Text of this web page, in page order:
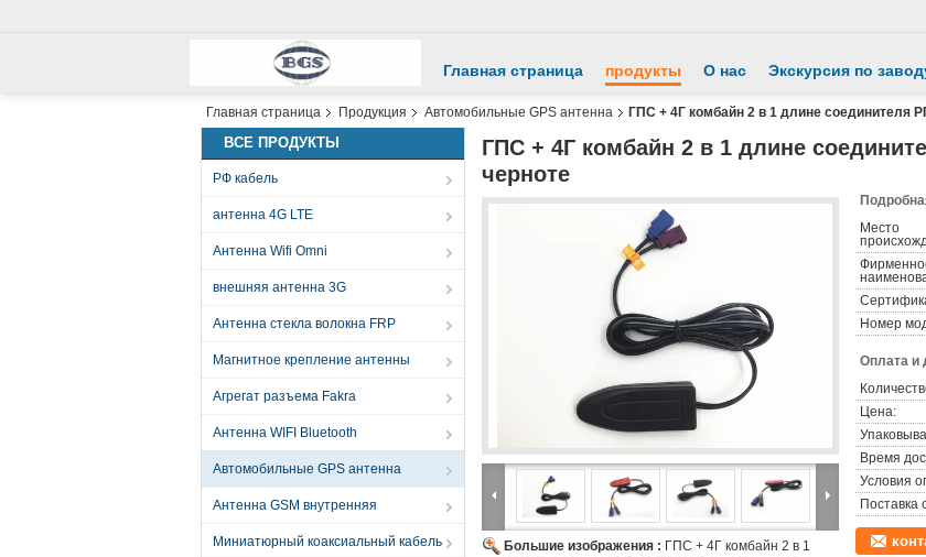
Главная страница продукты О нас Экскурсия по
Главная страница Продукция Автомобильные GPS антенна ГПС + 4Г комбайн 2 в 1 длине соединителя
ВСЕ ПРОДУКТЫ
РФ кабель
антенна 4G LTE
Антенна Wifi Omni
внешняя антенна 3G
Антенна стекла волокна FRP
Магнитное крепление антенны
Агрегат разъема Fakra
Антенна WIFI Bluetooth
Автомобильные GPS антенна
Антенна GSM внутренняя
Миниатюрный коаксиальный кабель
ГПС + 4Г комбайн 2 в 1 длине
черноте
Большие изображения : ГПС + 4Г комбайн 2 в 1
Место
Номер
Оплата и
Цена:
Время
Условия
Поставка